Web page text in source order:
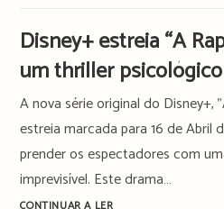
Film
portuguesa
nomeada
para
o
“New
York
Festivals
–
Disney+ estreia “A
um thriller
A nova série original do Disney+,
estreia marcada para 16 de Abril
prender os espectadores com
imprevisível. Este drama…
Disney+